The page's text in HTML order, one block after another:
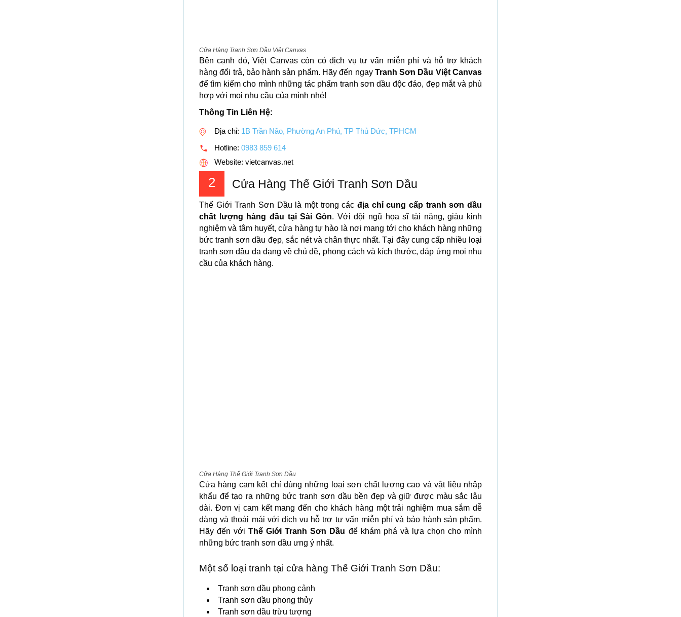
Cửa Hàng Tranh Sơn Dầu Việt Canvas
Bên cạnh đó, Việt Canvas còn có dịch vụ tư vấn miễn phí và hỗ trợ khách
hàng đổi trả, bảo hành sản phẩm. Hãy đến ngay Tranh Sơn Dầu Việt Canvas
để tìm kiếm cho mình những tác phẩm tranh sơn dầu độc đáo, đẹp mắt và phù
hợp với mọi nhu cầu của mình nhé!
Thông Tin Liên Hệ:
Địa chỉ: 1B Trần Não, Phường An Phú, TP Thủ Đức, TPHCM
Hotline: 0983 859 614
Website: vietcanvas.net
2 Cửa Hàng Thế Giới Tranh Sơn Dầu
Thế Giới Tranh Sơn Dầu là một trong các địa chỉ cung cấp tranh sơn dầu
chất lượng hàng đầu tại Sài Gòn. Với đội ngũ họa sĩ tài năng, giàu kinh
nghiệm và tâm huyết, cửa hàng tự hào là nơi mang tới cho khách hàng những
bức tranh sơn dầu đẹp, sắc nét và chân thực nhất. Tại đây cung cấp nhiều loại
tranh sơn dầu đa dạng về chủ đề, phong cách và kích thước, đáp ứng mọi nhu
cầu của khách hàng.
Cửa Hàng Thế Giới Tranh Sơn Dầu
Cửa hàng cam kết chỉ dùng những loại sơn chất lượng cao và vật liệu nhập
khẩu để tạo ra những bức tranh sơn dầu bền đẹp và giữ được màu sắc lâu
dài. Đơn vị cam kết mang đến cho khách hàng một trải nghiệm mua sắm dễ
dàng và thoải mái với dịch vụ hỗ trợ tư vấn miễn phí và bảo hành sản phẩm.
Hãy đến vớiThế Giới Tranh Sơn Dầu để khám phá và lựa chọn cho mình
những bức tranh sơn dầu ưng ý nhất.
Một số loại tranh tại cửa hàng Thế Giới Tranh Sơn Dầu:
Tranh sơn dầu phong cảnh
Tranh sơn dầu phong thủy
Tranh sơn dầu trừu tượng